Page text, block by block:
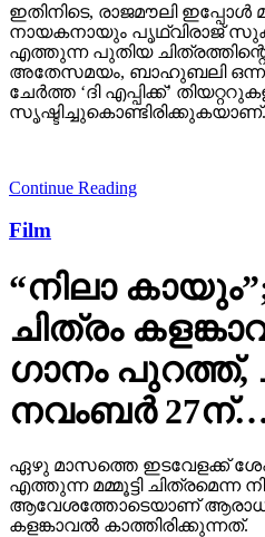
ഇതിനിടെ, രാജമൗലി
നായകനായും പൃഥ്വിരാജ്
എത്തുന്ന പുതിയ
അതേസമയം, ബാഹുബലി
ചേര്‍ത്ത ‘ദി എപ്പിക്ക്’
സൃഷ്ടിച്ചുകൊണ്ടിരിക്കുകയാണ്.
Continue Reading
Film
“നിലാ കായും”;
ചിത്രം
ഗാനം പുറത്ത്,
നവംബർ
ഏഴു മാസത്തെ ഇടവേളക്ക്
എത്തുന്ന മമ്മൂട്ടി ചിത്രമെന്ന
ആവേശത്തോടെയാണ്
കളങ്കാവൽ കാത്തിരിക്കുന്നത്.